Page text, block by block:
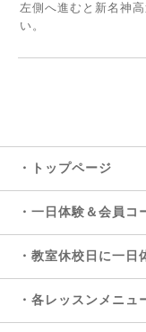
左側へ進むと新名神
い。
・トップページ
・一日体験＆会員
・教室休校日に一
・各レッスンメニュ